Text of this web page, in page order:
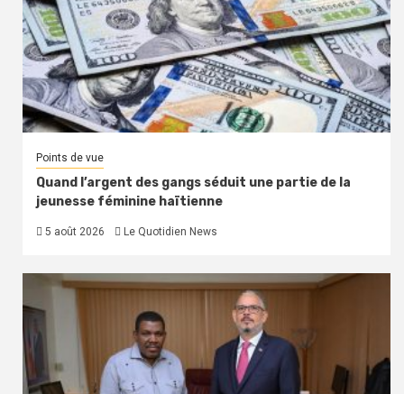
Points de vue
Quand l’argent des gangs séduit une partie de la
jeunesse féminine haïtienne
5 août 2026 Le Quotidien News